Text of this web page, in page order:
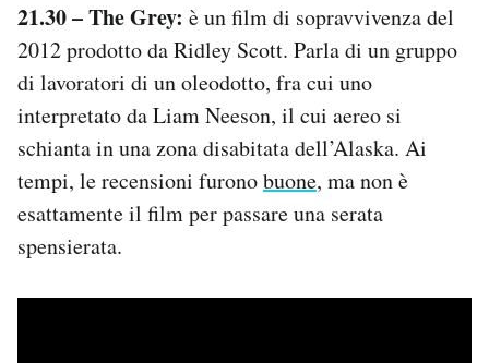
21.30 – The Grey: è un film di sopravvivenza del
2012 prodotto da Ridley Scott. Parla di un gruppo
di lavoratori di un oleodotto, fra cui uno
interpretato da Liam Neeson, il cui aereo si
schianta in una zona disabitata dell’Alaska. Ai
tempi, le recensioni furonobuone, ma non è
esattamente il film per passare una serata
spensierata.